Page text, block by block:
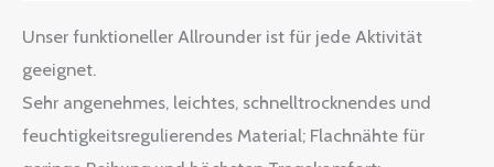
Unser funktioneller Allrounder ist für jede Aktivität
geeignet.
Sehr angenehmes, leichtes, schnelltrocknendes und
feuchtigkeitsregulierendes Material; Flachnähte für